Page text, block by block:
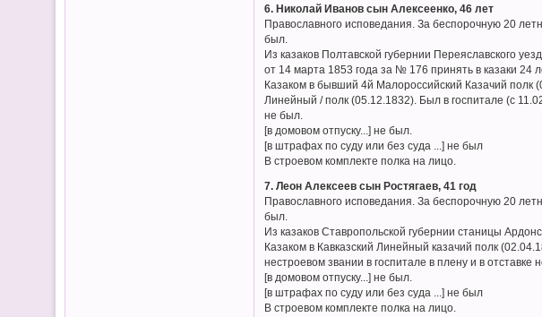
6. Николай Иванов сын Алексеенко, 46 лет
Православного исповедания. За беспорочную 20
был.
Из казаков Полтавской губернии Переяславского
от 14 марта 1853 года за № 176 принять в казаки 24
Казаком в бывший 4й Малороссийский Казачий полк
Линейный / полк (05.12.1832). Был в госпитале (с
не был.
[в домовом отпуску...] не был.
[в штрафах по суду или без суда ...] не был
В строевом комплекте полка на лицо.
7. Леон Алексеев сын Ростягаев, 41 год
Православного исповедания. За беспорочную 20
был.
Из казаков Ставропольской губернии станицы
Казаком в Кавказский Линейный казачий полк
нестроевом звании в госпитале в плену и в отставке
[в домовом отпуску...] не был.
[в штрафах по суду или без суда ...] не был
В строевом комплекте полка на лицо.